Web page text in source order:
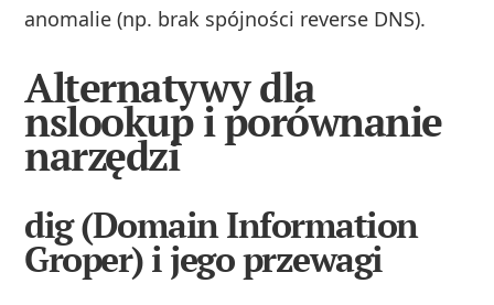
anomalie (np. brak spójności reverse DNS).
Alternatywy dla
nslookup i porównanie
narzędzi
dig (Domain Information
Groper) i jego przewagi